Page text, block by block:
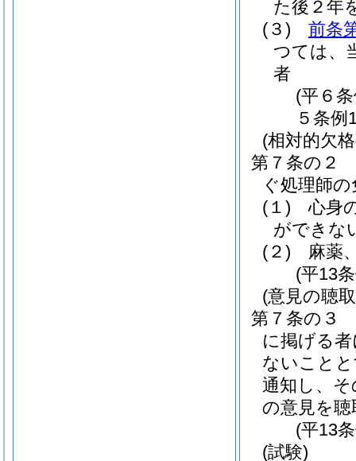
た後２年
(３)
前条
つては、
者
(平６
５条例
(相対的欠
第７条の２
ぐ処理師
(１)
心身
ができな
(２)
麻薬
(平13
(意見の聴
第７条の３
に掲げる
ないこと
通知し、
の意見を
(平13
(試験)